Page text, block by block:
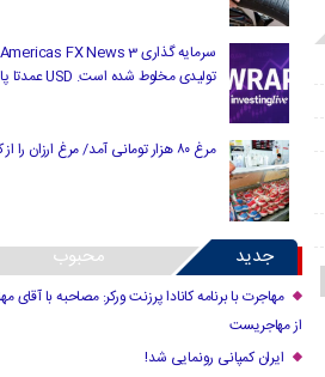
تولیدی مخلوط شده است. USD عمدتا پایین.
مرغ ۸۰ هزار تومانی آمد/ مرغ ارزان را از کجا بخریم؟
جدید محبوب
مهاجرت با برنامه کانادا پرزنت ورکر: مصاحبه با
از مهاجریست
ایران کمپانی رونمایی شد!